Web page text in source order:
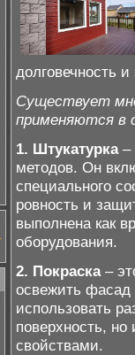
долговечность
Существует
применяются в
1. Штукатурка–
методов. Он
специального
ровность и
выполнена как
оборудования.
2. Покраска–
освежить фасад
использовать
поверхность,
свойствами.